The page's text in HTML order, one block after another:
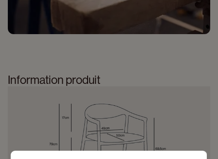
Information produit